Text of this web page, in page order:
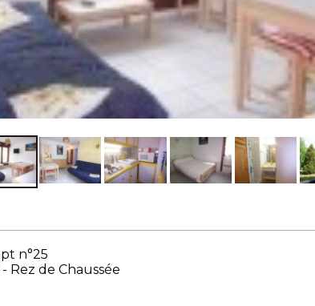
n°25
Rez de Chaussée